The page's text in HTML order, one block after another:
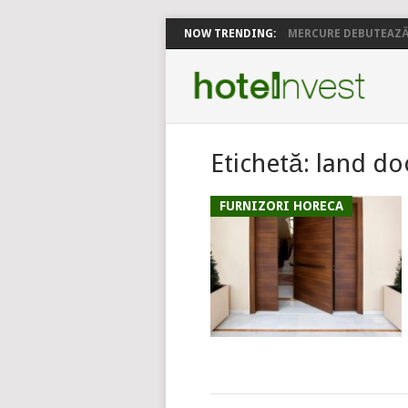
NOW TRENDING: MERCURE
Etichetă: land
FURNIZORI HORECA